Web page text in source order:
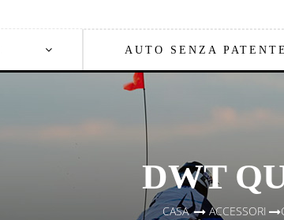
AUTO SENZA
CASA > ACCESSORI >
DWT